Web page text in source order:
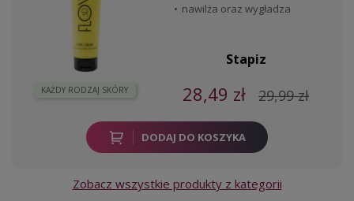
KAŻDY RODZAJ SKÓRY
nawilża oraz wygładza
Stapiz
28,49 zł 29,99 zł
DODAJ DO KOSZYKA
Zobacz wszystkie produkty z kategorii